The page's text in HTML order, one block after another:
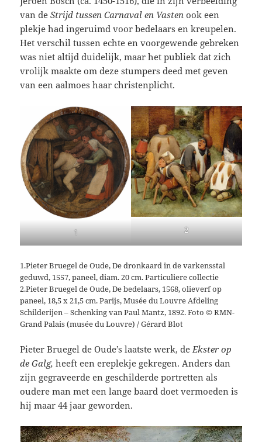
van deStrijd tussen Carnaval en Vasten ook een
plekje had ingeruimd voor bedelaars en kreupelen.
Het verschil tussen echte en voorgewende gebreken
was niet altijd duidelijk, maar het publiek dat zich
vrolijk maakte om deze stumpers deed met geven
van een aalmoes haar christenplicht.
1 2
1.Pieter Bruegel de Oude, De dronkaard in de varkensstal
geduwd, 1557, paneel, diam. 20 cm. Particuliere collectie
2.Pieter Bruegel de Oude, De bedelaars, 1568, olieverf op
paneel, 18,5 x 21,5 cm. Parijs, Musée du Louvre Afdeling
Schilderijen – Schenking van Paul Mantz, 1892. Foto © RMN-
Grand Palais (musée du Louvre) / Gérard Blot
Pieter Bruegel de Oude’s laatste werk, de Ekster op
de Galg, heeft een ereplekje gekregen. Anders dan
zijn gegraveerde en geschilderde portretten als
oudere man met een lange baard doet vermoeden is
hij maar 44 jaar geworden.